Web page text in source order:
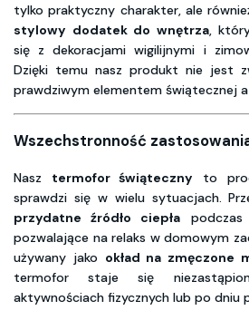
tylko praktyczny charakter, ale
stylowy dodatek do wnętrza,
się z dekoracjami wigilijnymi i
Dzięki temu nasz produkt nie jest
prawdziwym elementem świątecznej
Wszechstronność
Nasz termofor świąteczny to
sprawdzi się w wielu sytuacjach.
przydatne źródło ciepła podczas
pozwalające na relaks w domowym
używany jako okład na zmęczone
termofor staje się
aktywnościach fizycznych lub po dniu